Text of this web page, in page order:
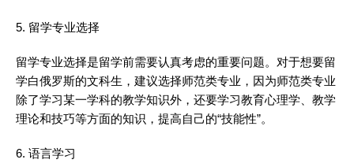
5. 留学专业选择
留学专业选择是留学前需要认真考虑的重要问题。对于想要留
学白俄罗斯的文科生，建议选择师范类专业，因为师范类专业
除了学习某一学科的教学知识外，还要学习教育心理学、教学
理论和技巧等方面的知识，提高自己的“技能性”。
6. 语言学习